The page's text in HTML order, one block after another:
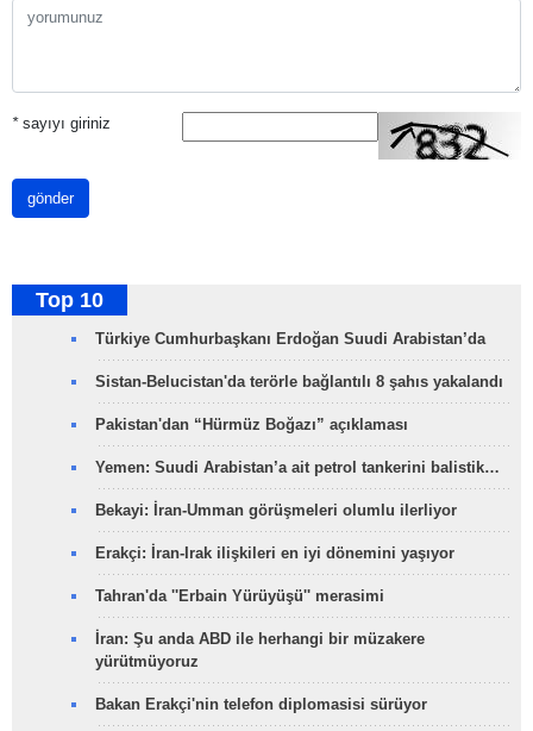
*sayıyı giriniz
gönder
Top 10
Türkiye Cumhurbaşkanı Erdoğan Suudi Arabistan’da
Sistan-Belucistan'da terörle bağlantılı 8 şahıs yakalandı
Pakistan'dan “Hürmüz Boğazı” açıklaması
Yemen: Suudi Arabistan’a ait petrol tankerini balistik…
Bekayi: İran-Umman görüşmeleri olumlu ilerliyor
Erakçi: İran-Irak ilişkileri en iyi dönemini yaşıyor
Tahran'da ''Erbain Yürüyüşü'' merasimi
İran: Şu anda ABD ile herhangi bir müzakere
yürütmüyoruz
Bakan Erakçi'nin telefon diplomasisi sürüyor